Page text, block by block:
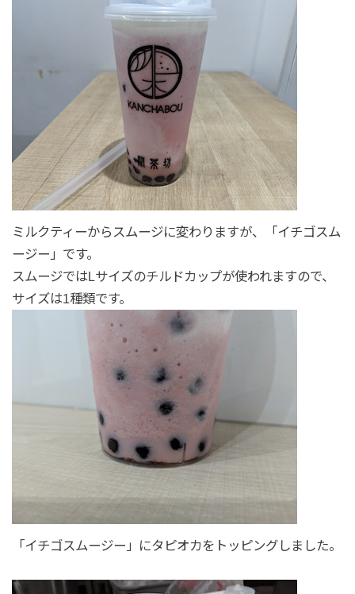
ミルクティーからスムージに変わりますが、「イチゴスム
ージー」です。
スムージではLサイズのチルドカップが使われますので、
サイズは1種類です。
「イチゴスムージー」にタピオカをトッピングしました。